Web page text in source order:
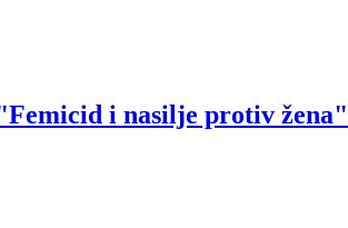
i nasilje protiv žena"